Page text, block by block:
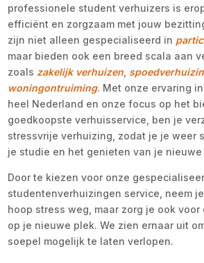
professionele student verhuizers is
efficiënt en zorgzaam met jouw
zijn niet alleen gespecialiseerd in
maar bieden ook een breed scala aan
zoals zakelijk verhuizen
woningontruiming. Met onze ervaring
heel Nederland en onze focus op het
goedkoopste verhuisservice, ben je
stressvrije verhuizing, zodat je je weer
je studie en het genieten van je nieuwe
Door te kiezen voor onze
studentenverhuizingen service, neem
hoop stress weg, maar zorg je ook
op je nieuwe plek. We zien ernaar uit
soepel mogelijk te laten verlopen.